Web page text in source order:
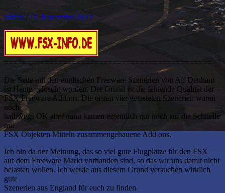
admin / 11. November 2012
==============================================
Die Seite mit den englischen Freeware Szenerien von Alf Denham
ist Heute gelöscht worden. Der Grund ist die fehlende Qualität der
FSX Freeware Addons. Die ersten vier getesteten Szenerien waren
noch
halbwegs OK aber dann kamen eigentlich nur noch auf die Schnelle
mit
FSX Objekten Mitteln zusammengehauene Add ons.
Ich bin da der Meinung, das so viel gute Flugplätze für den FSX
auf dem Freeware Markt vorhanden sind, so das wir uns damit nicht
belasten wollen. Ich werde aus diesem Grund versuchen wirklich
gute
Szenerien aus England für euch zu finden.